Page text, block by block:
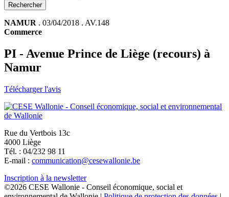
NAMUR . 03/04/2018 . AV.148
Commerce
PI - Avenue Prince de Liège (recours) à
Namur
Télécharger l'avis
Rue du Vertbois 13c
4000 Liège
Tél. : 04/232 98 11
E-mail : communication@cesewallonie.be
Inscription à la newsletter
©2026 CESE Wallonie - Conseil économique, social et